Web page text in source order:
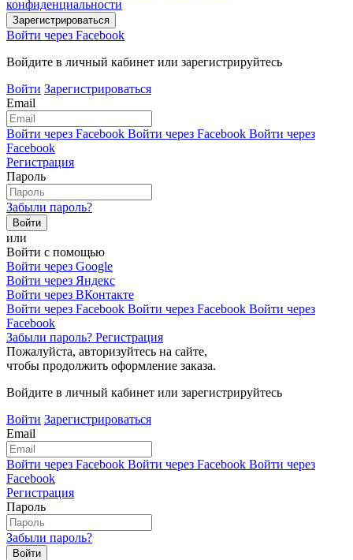
конфиденциальности
Войти через Facebook
Войдите в личный кабинет или зарегистрируйтесь
Войти Зарегистрироваться
Email
Войти через Facebook Войти через Facebook Войти через
Facebook
Регистрация
Пароль
Забыли пароль?
или
Войти с помощью
Войти через Google
Войти через Яндекс
Войти через ВКонтакте
Войти через Facebook Войти через Facebook Войти через
Facebook
Забыли пароль? Регистрация
Пожалуйста, авторизуйтесь на сайте,
чтобы продолжить оформление заказа.
Войдите в личный кабинет или зарегистрируйтесь
Войти Зарегистрироваться
Email
Войти через Facebook Войти через Facebook Войти через
Facebook
Регистрация
Пароль
Забыли пароль?